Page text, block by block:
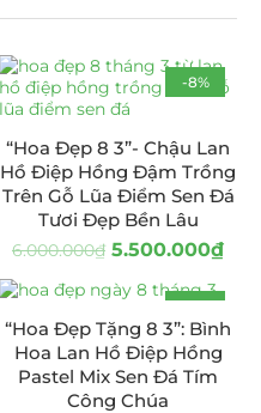
-8%
“Hoa Đẹp 8 3”- Chậu Lan
Hồ Điệp Hồng Đậm Trồng
Trên Gỗ Lũa Điểm Sen Đá
Tươi Đẹp Bền Lâu
6.000.000₫ 5.500.000₫
-15%
“Hoa Đẹp Tặng 8 3”: Bình
Hoa Lan Hồ Điệp Hồng
Pastel Mix Sen Đá Tím
Công Chúa